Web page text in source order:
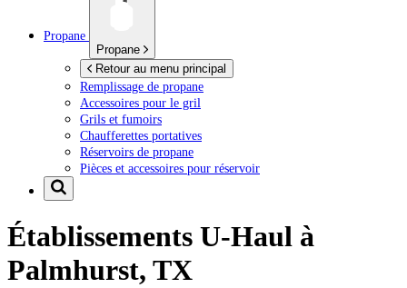
Propane
Propane
Retour au menu principal
Remplissage de propane
Accessoires pour le gril
Grils et fumoirs
Chaufferettes portatives
Réservoirs de propane
Pièces et accessoires pour réservoir
Établissements U-Haul à
Palmhurst, TX